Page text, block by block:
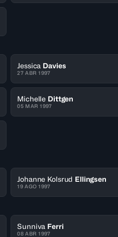
Jessica Davies
27 ABR 1997
Michelle Dittgen
05 MAR 1997
Johanne Kolsrud Ellingsen
19 AGO 1997
Sunniva Ferri
08 ABR 1997